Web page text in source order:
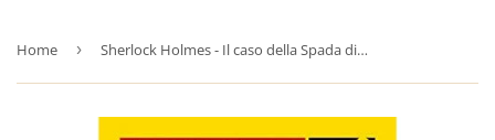
Home › Sherlock Holmes - Il caso della Spada di Osman (Il Giallo Mondadori Sherlock 40)